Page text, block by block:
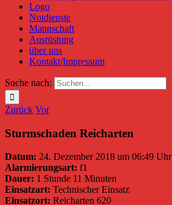
Notdienste
Mannschaft
Ausrüstung
über uns
Kontakt/Impressum
Suche nach:
Zurück Vor
Sturmschaden Reicharten
Datum: 24. Dezember 2018 um 06:49 Uhr
Alarmierungsart: f1
Dauer: 1 Stunde 11 Minuten
Einsatzart: Technischer Einsatz
Einsatzort: Reicharten 620